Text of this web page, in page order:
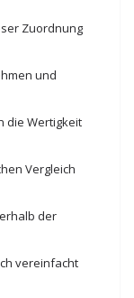
Zuordnung
und
die Wertigkeit
Vergleich
der
vereinfacht